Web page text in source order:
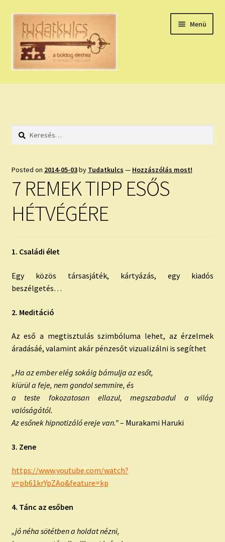
Ugrás
navigációhoz
Kilépés
tartalomba
Menü
HÚZZ EGY KÁRTYÁT!
HOLDNAPTÁR
NAPI ASZTROLÓGIA
KÉRJ EGY MEGERŐSÍTÉST!
AJÁNDÉKOKKAL!
Keresés:
Posted on 2014-05-03by Tudatkulcs — Hozzászólás most!
7 REMEK TIPP ESŐS
HÉTVÉGÉRE
1. Családi élet
Egy közös társasjáték, kártyázás, egy kiadós
beszélgetés…
2. Meditáció
Az eső a megtisztulás szimbóluma lehet, az érzelmek
áradásáé, valamint akár pénzesőt vizualizálni is segíthet
„Ha az ember elég sokáig bámulja az esőt,
kiürül a feje, nem gondol semmire, és
a teste fokozatosan ellazul, megszabadul a világ
valóságától.
Az esőnek hipnotizáló ereje van.”– Murakami Haruki
3. Zene
https://www.youtube.com/watch?
v=pb61krYpZAo&feature=kp
4. Tánc az esőben
„jó néha sötétben a holdat nézni,